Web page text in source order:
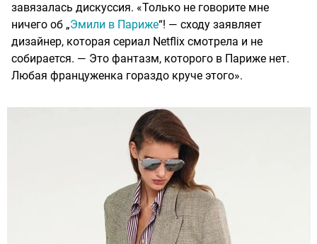
завязалась дискуссия. «Только не говорите мне
ничего об „Эмили в Париже“! — сходу заявляет
дизайнер, которая сериал Netflix смотрела и не
собирается. — Это фантазм, которого в Париже нет.
Любая француженка гораздо круче этого».